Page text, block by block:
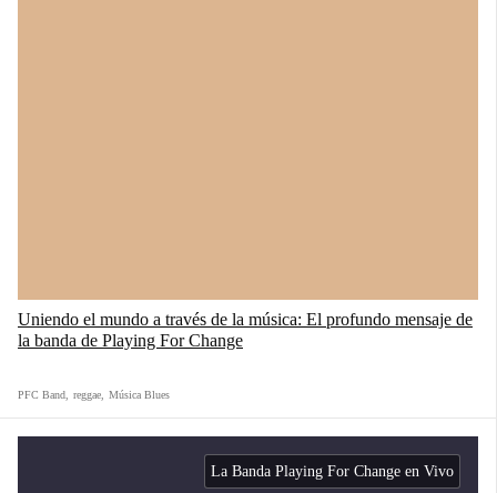
Uniendo el mundo a través de la música: El profundo mensaje de
la banda de Playing For Change
PFC Band reggae Música Blues
La Banda Playing For Change en Vivo